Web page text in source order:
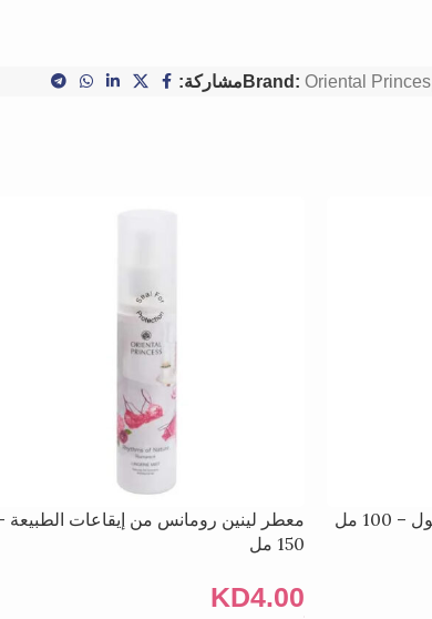
Brand: Oriental Princes مشاركة:
مل
معطر لينين رومانس من إيقاعات الطبيعة
150 مل
KD4.00